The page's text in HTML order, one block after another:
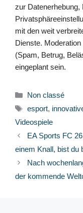
zur Datenerhebung,
mit den weit
Dienste.
(Spam, Betrug,
eingeplant sein.
Kategorien
Non classé
Schlagwörter
esport,
Videospiele
EA Sports FC
einem Knall, bist du
Nach
der kommende